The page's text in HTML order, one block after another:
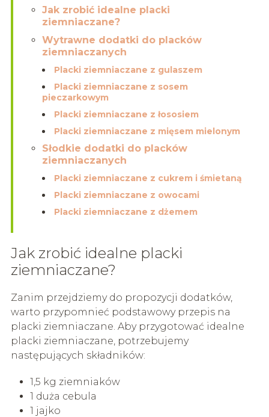
Jak zrobić idealne placki
ziemniaczane?
Wytrawne dodatki do placków
ziemniaczanych
Placki ziemniaczane z gulaszem
Placki ziemniaczane z sosem
pieczarkowym
Placki ziemniaczane z łososiem
Placki ziemniaczane z mięsem mielonym
Słodkie dodatki do placków
ziemniaczanych
Placki ziemniaczane z cukrem i śmietaną
Placki ziemniaczane z owocami
Placki ziemniaczane z dżemem
Jak zrobić idealne placki
ziemniaczane?
Zanim przejdziemy do propozycji dodatków,
warto przypomnieć podstawowy przepis na
placki ziemniaczane. Aby przygotować idealne
placki ziemniaczane, potrzebujemy
następujących składników:
1,5 kg ziemniaków
1 duża cebula
1 jajko